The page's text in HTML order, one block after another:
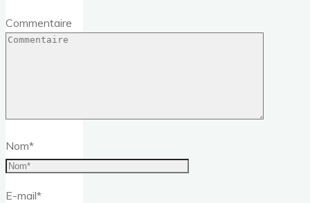
Commentaire
Nom*
E-mail*